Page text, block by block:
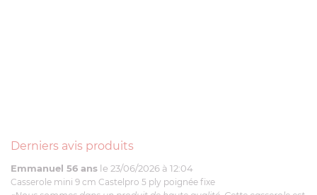
Derniers avis produits
Emmanuel 56 ans le 23/06/2026 à 12:04
Casserole mini 9 cm Castelpro 5 ply poignée fixe